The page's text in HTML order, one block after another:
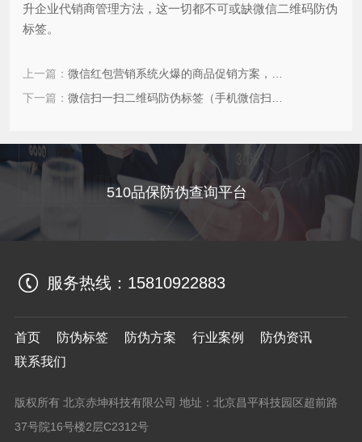
升企业代销商管理方法，这一切都不可或缺微信二维码防伪
标签。
上一篇：
下一篇：
510品保防伪查询平台
服务热线： 15810922883
首页 防伪标签 防伪方案 行业案例
防伪资讯
联系我们
版权所有 北京赤坤科技有限公司 地址：北京昌平科技园区超前路
37号院16号楼2层C2312号